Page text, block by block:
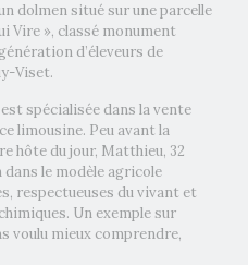
dolmen situé sur une parcelle
Vire », classé monument
d’éleveurs de
Viset.
spécialisée dans la vente
limousine. Peu avant la
hôte du jour, Matthieu, 32
le modèle agricole
respectueuses du vivant et
Un exemple sur
voulu mieux comprendre,